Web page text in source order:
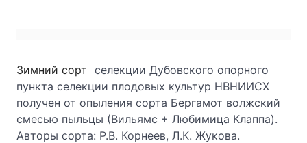
Зимний сорт селекции Дубовского опорного
пункта селекции плодовых культур НВНИИСХ
получен от опыления сорта Бергамот волжский
смесью пыльцы (Вильямс + Любимица Клаппа).
Авторы сорта: Р.В. Корнеев, Л.К. Жукова.